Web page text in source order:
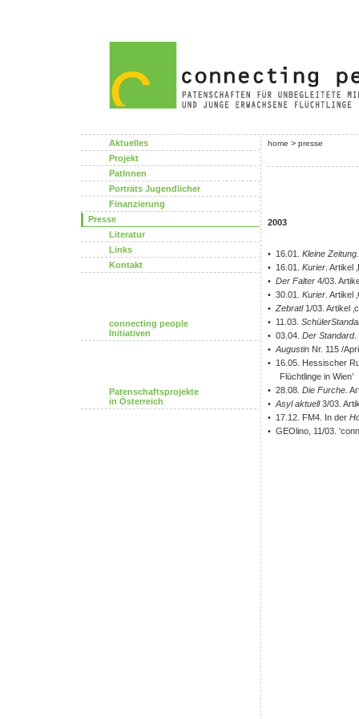
Aktuelles
Projekt
PatInnen
Porträts Jugendlicher
Finanzierung
Presse
Literatur
Links
Kontakt
connecting people
Initiativen
Patenschaftsprojekte
in Österreich
home > presse
2003
• 16.01. Kleine Zeitung
• 16.01. Kurier . Artikel
• Der Falter 4/03.
• 30.01. Kurier . Artikel
• Zebratl1/03. Artikel
• 11.03.
• 03.04. Der Standard.
• Augustin Nr. 115 /
• 16.05. Hessischer
Flüchtlinge in Wien’
• 28.08. Die Furche .
• Asyl aktuell3/03.
• 17.12. FM4. In der
• GEOlino, 11/03.